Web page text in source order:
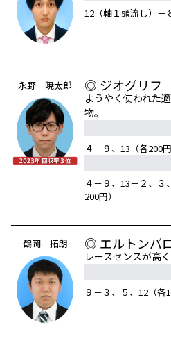
12（軸１頭流し）－
永野 暁太郎 ◎ ジオグリフ
ようやく使われた
物。
４－９、13（各200円
４－９、13－２、
200円）
鶴岡 拓朗 ◎ エルトンバ
レースセンスが高
９－３、５、12（各